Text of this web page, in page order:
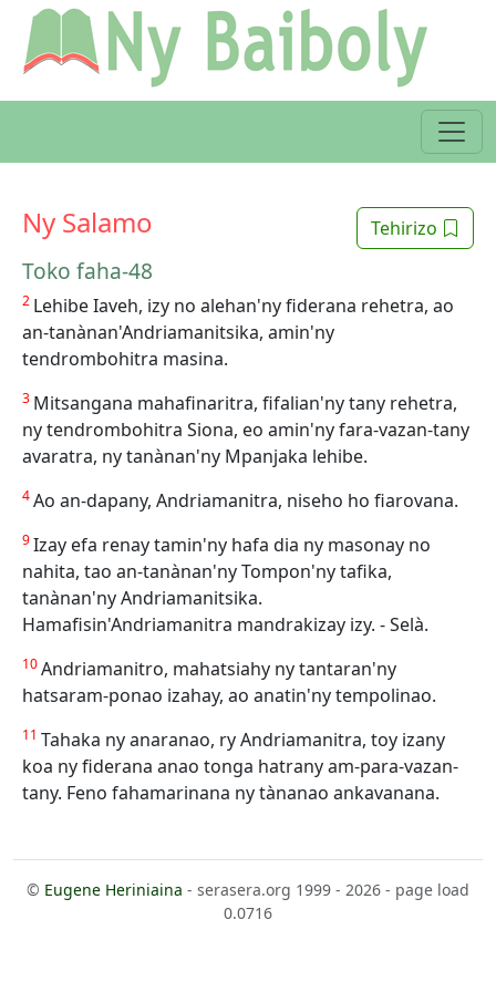
Tehirizo
Ny Salamo
Toko faha-48
2 Lehibe Iaveh, izy no alehan'ny fiderana rehetra, ao
an-tanànan'Andriamanitsika, amin'ny
tendrombohitra masina.
3 Mitsangana mahafinaritra, fifalian'ny tany rehetra,
ny tendrombohitra Siona, eo amin'ny fara-vazan-tany
avaratra, ny tanànan'ny Mpanjaka lehibe.
4Ao an-dapany, Andriamanitra, niseho ho fiarovana.
9Izay efa renay tamin'ny hafa dia ny masonay no
nahita, tao an-tanànan'ny Tompon'ny tafika,
tanànan'ny Andriamanitsika.
Hamafisin'Andriamanitra mandrakizay izy. - Selà.
10Andriamanitro, mahatsiahy ny tantaran'ny
hatsaram-ponao izahay, ao anatin'ny tempolinao.
11 Tahaka ny anaranao, ry Andriamanitra, toy izany
koa ny fiderana anao tonga hatrany am-para-vazan-
tany. Feno fahamarinana ny tànanao ankavanana.
© Eugene Heriniaina - serasera.org 1999 - 2026 - page load
0.0716